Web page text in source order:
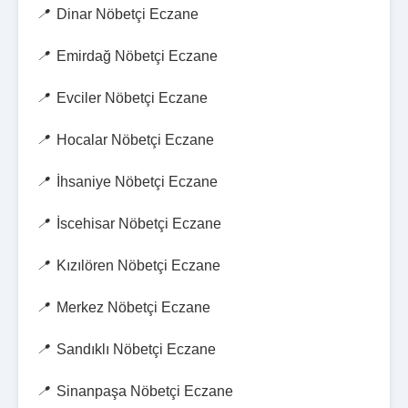
Dinar Nöbetçi Eczane
Emirdağ Nöbetçi Eczane
Evciler Nöbetçi Eczane
Hocalar Nöbetçi Eczane
İhsaniye Nöbetçi Eczane
İscehisar Nöbetçi Eczane
Kızılören Nöbetçi Eczane
Merkez Nöbetçi Eczane
Sandıklı Nöbetçi Eczane
Sinanpaşa Nöbetçi Eczane